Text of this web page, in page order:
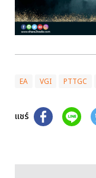
EA VGI PTTGC
แชร์